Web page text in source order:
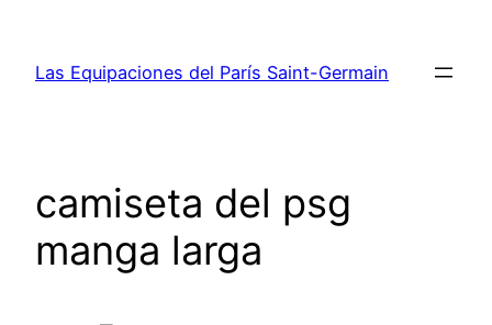
contenido
Las Equipaciones del París Saint-Germain
camiseta del psg
manga larga